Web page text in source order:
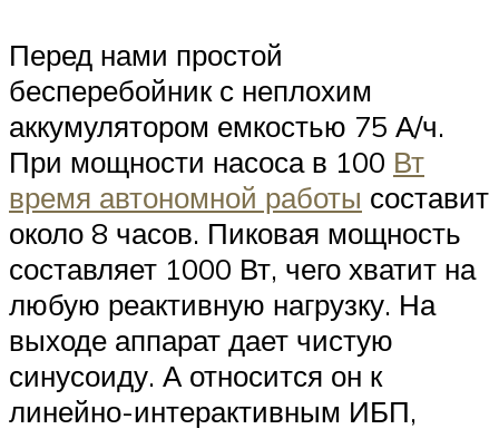
Перед нами простой
бесперебойник с неплохим
аккумулятором емкостью 75 А/ч.
При мощности насоса в 100 Вт
время автономной работы составит
около 8 часов. Пиковая мощность
составляет 1000 Вт, чего хватит на
любую реактивную нагрузку. На
выходе аппарат дает чистую
синусоиду. А относится он к
линейно-интерактивным ИБП,